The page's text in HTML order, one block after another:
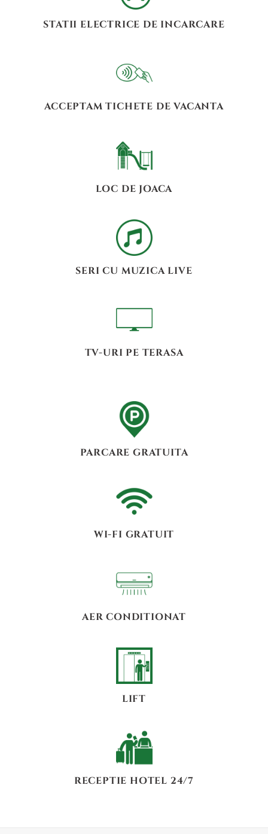
STATII ELECTRICE DE INCARCARE
ACCEPTAM TICHETE DE VACANTA
LOC DE JOACA
SERI CU MUZICA LIVE
TV-URI PE TERASA
PARCARE GRATUITA
WI-FI GRATUIT
AER CONDITIONAT
LIFT
RECEPTIE HOTEL 24/7